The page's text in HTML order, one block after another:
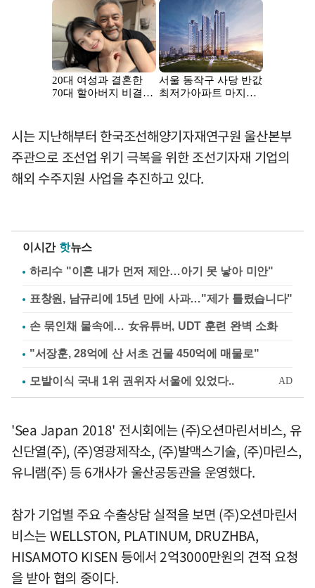
시는 지난해부터 한국조선해양기자재연구원 울산본부
주관으로 조선업 위기 극복을 위한 조선기자재 기업의
해외 수주지원 사업을 추진하고 있다.
이시간 핫뉴스
하리수 "이혼 내가 먼저 제안…아기 못 낳아 미안"
표창원, 남규리에 15년 만에 사과…"제가 틀렸습니다"
손 묶인채 물속에… 女유튜버, UDT 훈련 완벽 소화
"서장훈, 28억에 산 서초 건물 450억에 매물로"
'Sea Japan 2018' 전시회에는 (주)오션마린서비스, 유
신단열(주), (주)영광제작소, (주)발맥스기술, (주)마린스,
유니램(주) 등 6개사가 울산공동관을 운영했다.
참가 기업별 주요 수출상담 실적을 보면 (주)오션마린서
비스는 WELLSTON, PLATINUM, DRUZHBA,
HISAMOTO KISEN 등에서 2억3000만원의 견적 요청
을 받아 협의 중이다.